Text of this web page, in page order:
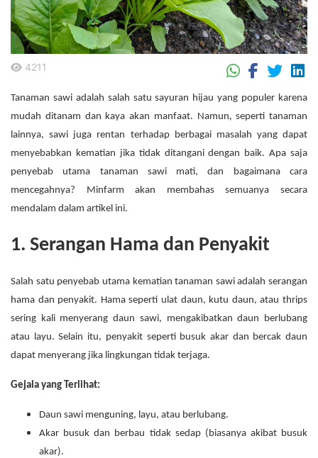
4211
Tanaman sawi adalah salah satu sayuran hijau yang populer karena
mudah ditanam dan kaya akan manfaat. Namun, seperti tanaman
lainnya, sawi juga rentan terhadap berbagai masalah yang dapat
menyebabkan kematian jika tidak ditangani dengan baik. Apa saja
penyebab utama tanaman sawi mati, dan bagaimana cara
mencegahnya? Minfarm akan membahas semuanya secara
mendalam dalam artikel ini.
1. Serangan Hama dan Penyakit
Salah satu penyebab utama kematian tanaman sawi adalah serangan
hama dan penyakit. Hama seperti ulat daun, kutu daun, atau thrips
sering kali menyerang daun sawi, mengakibatkan daun berlubang
atau layu. Selain itu, penyakit seperti busuk akar dan bercak daun
dapat menyerang jika lingkungan tidak terjaga.
Gejala yang Terlihat:
Daun sawi menguning, layu, atau berlubang.
Akar busuk dan berbau tidak sedap (biasanya akibat busuk
akar).